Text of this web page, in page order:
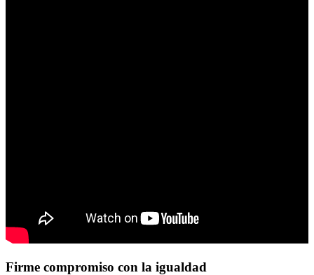
Firme compromiso con la igualdad